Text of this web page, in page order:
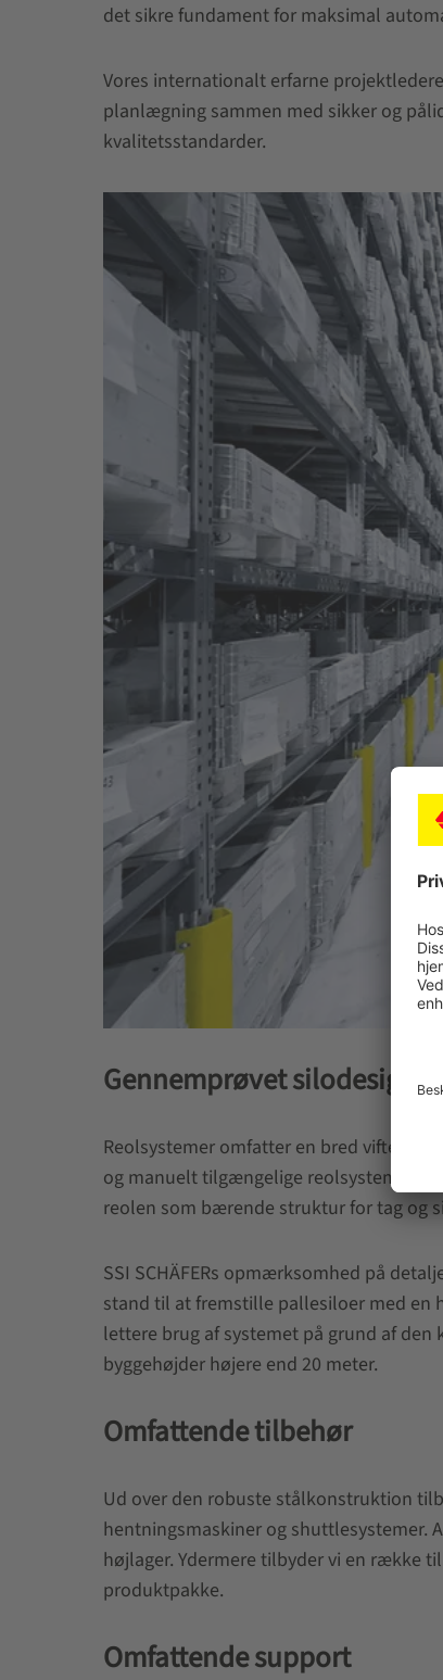
det sikre fundament for maksimal
Vores internationalt erfarne
planlægning sammen med sikker og
kvalitetsstandarder.
Gennemprøvet silodesign
Reolsystemer omfatter en bred vifte af
og manuelt tilgængelige reolsystemer.
reolen som bærende struktur for tag og
SSI SCHÄFERs opmærksomhed på
stand til at fremstille pallesiloer med en
lettere brug af systemet på grund af
byggehøjder højere end 20 meter.
Omfattende tilbehør
Ud over den robuste stålkonstruktion
hentningsmaskiner og shuttlesystemer.
højlager. Ydermere tilbyder vi en række
produktpakke.
Omfattende support